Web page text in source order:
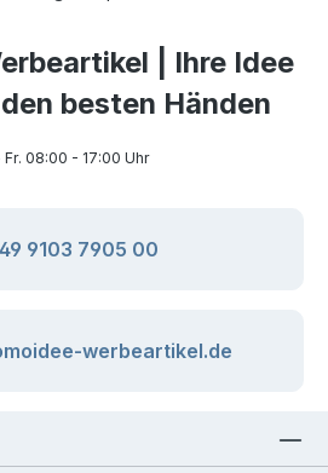
| Ihre Idee
besten Händen
Fr. 08:00 - 17:00 Uhr
9103 7905 00
werbeartikel.de